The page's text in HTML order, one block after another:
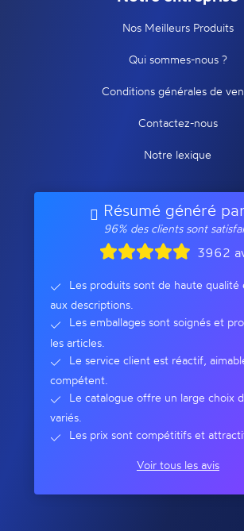
Nos Meilleurs Produits
Qui sommes-nous ?
Conditions générales de
Contactez-nous
Notre lexique
Résumé généré
96% des clients sont
3962
Les produits sont de haute qualité
aux descriptions.
Les emballages sont soignés et
les articles.
Le service client est réactif,
compétent.
Le catalogue offre un large choix
variés.
Les prix sont compétitifs et
Voir tous les avis